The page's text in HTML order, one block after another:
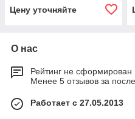
Цену уточняйте
О нас
Рейтинг не сформирован
Менее 5 отзывов за
Работает с 27.05.2013